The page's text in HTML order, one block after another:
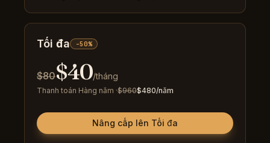
Tối đa -50%
$80$40/tháng
Thanh toán Hàng năm ·$960$480/năm
Nâng cấp lên Tối đa